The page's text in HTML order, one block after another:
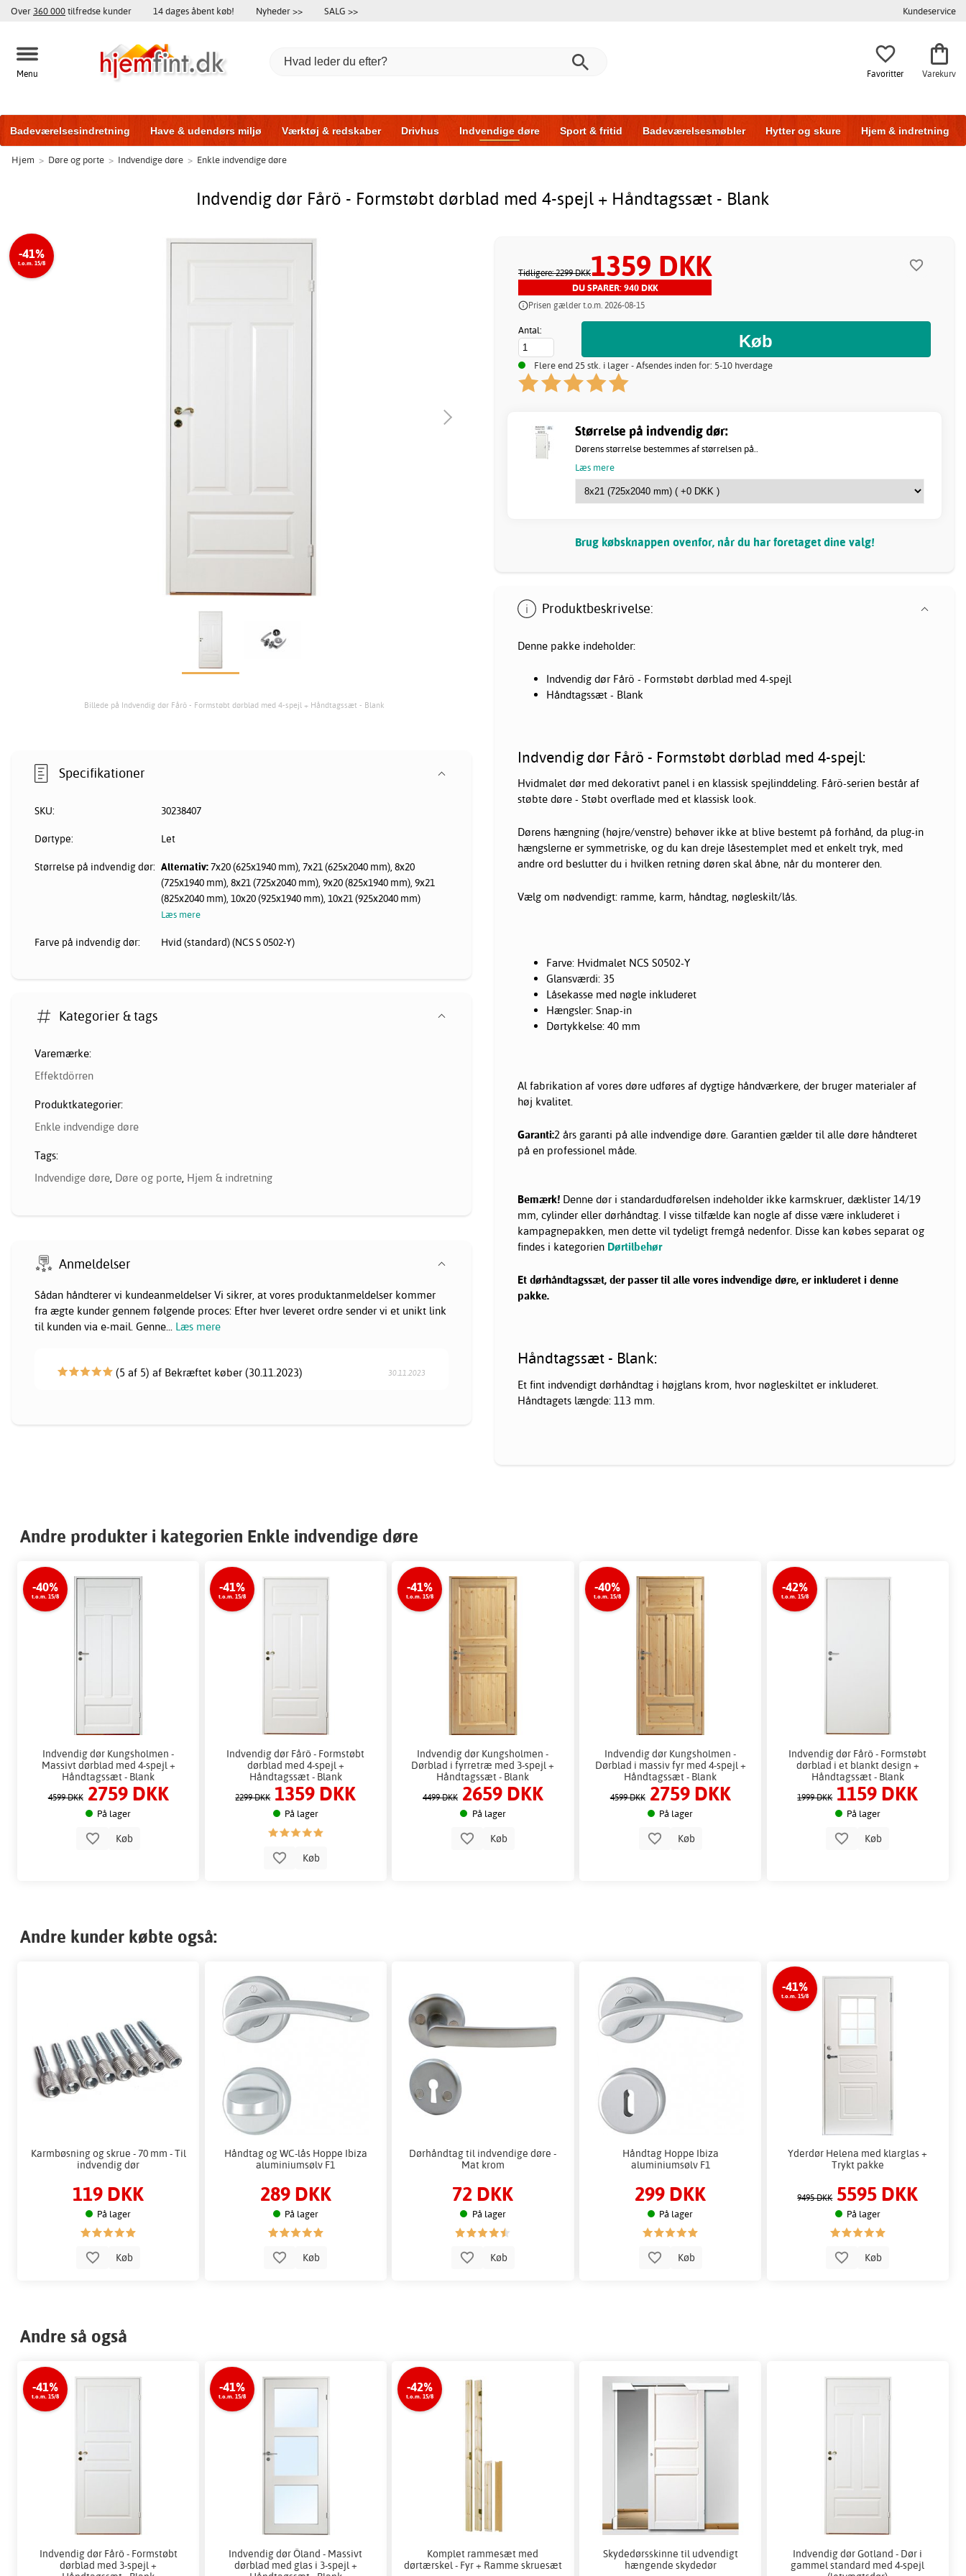
Over 360 000tilfredse kunder 14 dages åbent køb! Nyheder >> SALG >> Kundeservice
Menu Favoritter Varekurv
Badeværelsesindretning Have & udendørs miljø Værktøj & redskaber Drivhus Indvendige døre Sport & fritid Badeværelsesmøbler Hytter og skure Hjem & indretning
Træningsudstyr Yderdøre Vinduer Garageporte
Hjem > Døre og porte > Indvendige døre > Enkle indvendige døre
Indvendig dør Fårö - Formstøbt dørblad med 4-spejl + Håndtagssæt - Blank
-41%
t.o.m. 15/8
Billede på Indvendig dør Fårö - Formstøbt dørblad med 4-spejl + Håndtagssæt - Blank
Tidligere: 2299 DKK1359 DKK
DU SPARER: 940 DKK
Prisen gælder t.o.m. 2026-08-15
Antal:
Flere end 25 stk. i lager - Afsendes inden for: 5-10 hverdage
Størrelse på indvendig dør:
Dørens størrelse bestemmes af størrelsen på..
Læs mere
Brug købsknappen ovenfor, når du har foretaget dine valg!
Produktbeskrivelse:
Denne pakke indeholder:
Indvendig dør Fårö - Formstøbt dørblad med 4-spejl
Håndtagssæt - Blank
Indvendig dør Fårö - Formstøbt dørblad med 4-spejl:
Hvidmalet dør med dekorativt panel i en klassisk spejlinddeling. Fårö-serien består af
støbte døre - Støbt overflade med et klassisk look.
Dørens hængning (højre/venstre) behøver ikke at blive bestemt på forhånd, da plug-in
hængslerne er symmetriske, og du kan dreje låsestemplet med et enkelt tryk, med
andre ord beslutter du i hvilken retning døren skal åbne, når du monterer den.
Vælg om nødvendigt: ramme, karm, håndtag, nøgleskilt/lås.
Farve: Hvidmalet NCS S0502-Y
Glansværdi: 35
Låsekasse med nøgle inkluderet
Hængsler: Snap-in
Dørtykkelse: 40 mm
Al fabrikation af vores døre udføres af dygtige håndværkere, der bruger materialer af
høj kvalitet.
Garanti:2 års garanti på alle indvendige døre. Garantien gælder til alle døre håndteret
på en professionel måde.
Bemærk! Denne dør i standardudførelsen indeholder ikke karmskruer, dæklister 14/19
mm, cylinder eller dørhåndtag. I visse tilfælde kan nogle af disse være inkluderet i
kampagnepakken, men dette vil tydeligt fremgå nedenfor. Disse kan købes separat og
findes i kategorien Dørtilbehør
Et dørhåndtagssæt, der passer til alle vores indvendige døre, er inkluderet i denne
pakke.
Håndtagssæt - Blank:
Et fint indvendigt dørhåndtag i højglans krom, hvor nøgleskiltet er inkluderet.
Håndtagets længde: 113 mm.
Specifikationer
SKU: 30238407
Dørtype: Let
Størrelse på indvendig dør: Alternativ:7x20 (625x1940 mm), 7x21 (625x2040 mm), 8x20
(725x1940 mm), 8x21 (725x2040 mm), 9x20 (825x1940 mm), 9x21
(825x2040 mm), 10x20 (925x1940 mm), 10x21 (925x2040 mm)
Læs mere
Farve på indvendig dør: Hvid (standard) (NCS S 0502-Y)
Kategorier & tags
Varemærke:
Effektdörren
Produktkategorier:
Enkle indvendige døre
Tags:
Indvendige døre, Døre og porte, Hjem & indretning
Anmeldelser
Sådan håndterer vi kundeanmeldelser Vi sikrer, at vores produktanmeldelser kommer
fra ægte kunder gennem følgende proces: Efter hver leveret ordre sender vi et unikt link
til kunden via e-mail. Genne... Læs mere
(5 af 5) af Bekræftet køber (30.11.2023) 30.11.2023
Andre produkter i kategorien Enkle indvendige døre
-40%
t.o.m. 15/8
Indvendig dør Kungsholmen -
Massivt dørblad med 4-spejl +
Håndtagssæt - Blank
4599 DKK 2759 DKK
På lager
Køb
-41%
t.o.m. 15/8
Indvendig dør Fårö - Formstøbt
dørblad med 4-spejl +
Håndtagssæt - Blank
2299 DKK 1359 DKK
På lager
Køb
-41%
t.o.m. 15/8
Indvendig dør Kungsholmen -
Dørblad i fyrretræ med 3-spejl +
Håndtagssæt - Blank
4499 DKK 2659 DKK
På lager
Køb
-40%
t.o.m. 15/8
Indvendig dør Kungsholmen -
Dørblad i massiv fyr med 4-spejl +
Håndtagssæt - Blank
4599 DKK 2759 DKK
På lager
Køb
-42%
t.o.m. 15/8
Indvendig dør Fårö - Formstøbt
dørblad i et blankt design +
Håndtagssæt - Blank
1999 DKK 1159 DKK
På lager
Køb
Andre kunder købte også:
Karmbøsning og skrue - 70 mm - Til
indvendig dør
119 DKK
På lager
Køb
Håndtag og WC-lås Hoppe Ibiza
aluminiumsølv F1
289 DKK
På lager
Køb
Dørhåndtag til indvendige døre -
Mat krom
72 DKK
På lager
Køb
Håndtag Hoppe Ibiza
aluminiumsølv F1
299 DKK
På lager
Køb
-41%
t.o.m. 15/8
Yderdør Helena med klarglas +
Trykt pakke
9495 DKK 5595 DKK
På lager
Køb
Andre så også
-41%
t.o.m. 15/8
Indvendig dør Fårö - Formstøbt
dørblad med 3-spejl +
-41%
t.o.m. 15/8
Indvendig dør Öland - Massivt
dørblad med glas i 3-spejl +
-42%
t.o.m. 15/8
Komplet rammesæt med
dørtærskel - Fyr + Ramme skruesæt
Skydedørsskinne til udvendigt
hængende skydedør
Indvendig dør Gotland - Dør i
gammel standard med 4-spejl